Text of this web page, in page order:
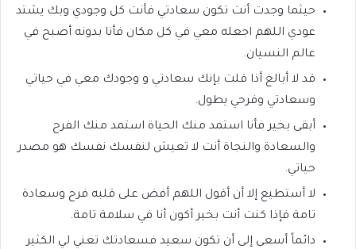
حيثما وجدت أنت تكون سعادتي فأنت كل وجودي وبك يشتد
عودي اللهم اجعله معي في كل مكان فأنا بدونه أصبح في
عالم النسيان.
قد لا أبالغ أذا قلت بإنك سعادتي و وجودك معي في حياتي
وسعادتي وفرحي يطول.
أبقى بخير فأنا استمد منك الحياة استمد منك الفرح
والسعادة والنجاة أنت لا تعيش لنفسك نفسك هو مصدر
حياتي.
لا أستطيع إلا أن أقول اللهم أفض على قلبه فرح وسعادة
تامة فإذا كنت أنت بخير أكون أنا في سلامة تامة.
دائماً أسعى إلى أن تكون سعيد فسعادتك تعني لي الكثير